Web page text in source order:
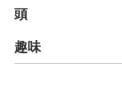
頭
趣味